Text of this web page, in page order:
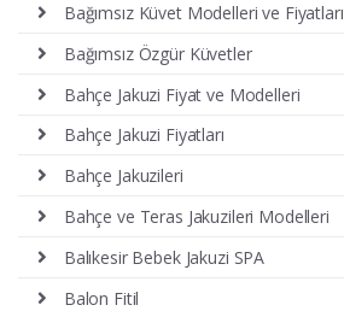
Bağımsız Küvet Modelleri ve Fiyatları
Bağımsız Özgür Küvetler
Bahçe Jakuzi Fiyat ve Modelleri
Bahçe Jakuzi Fiyatları
Bahçe Jakuzileri
Bahçe ve Teras Jakuzileri Modelleri
Balıkesir Bebek Jakuzi SPA
Balon Fitil